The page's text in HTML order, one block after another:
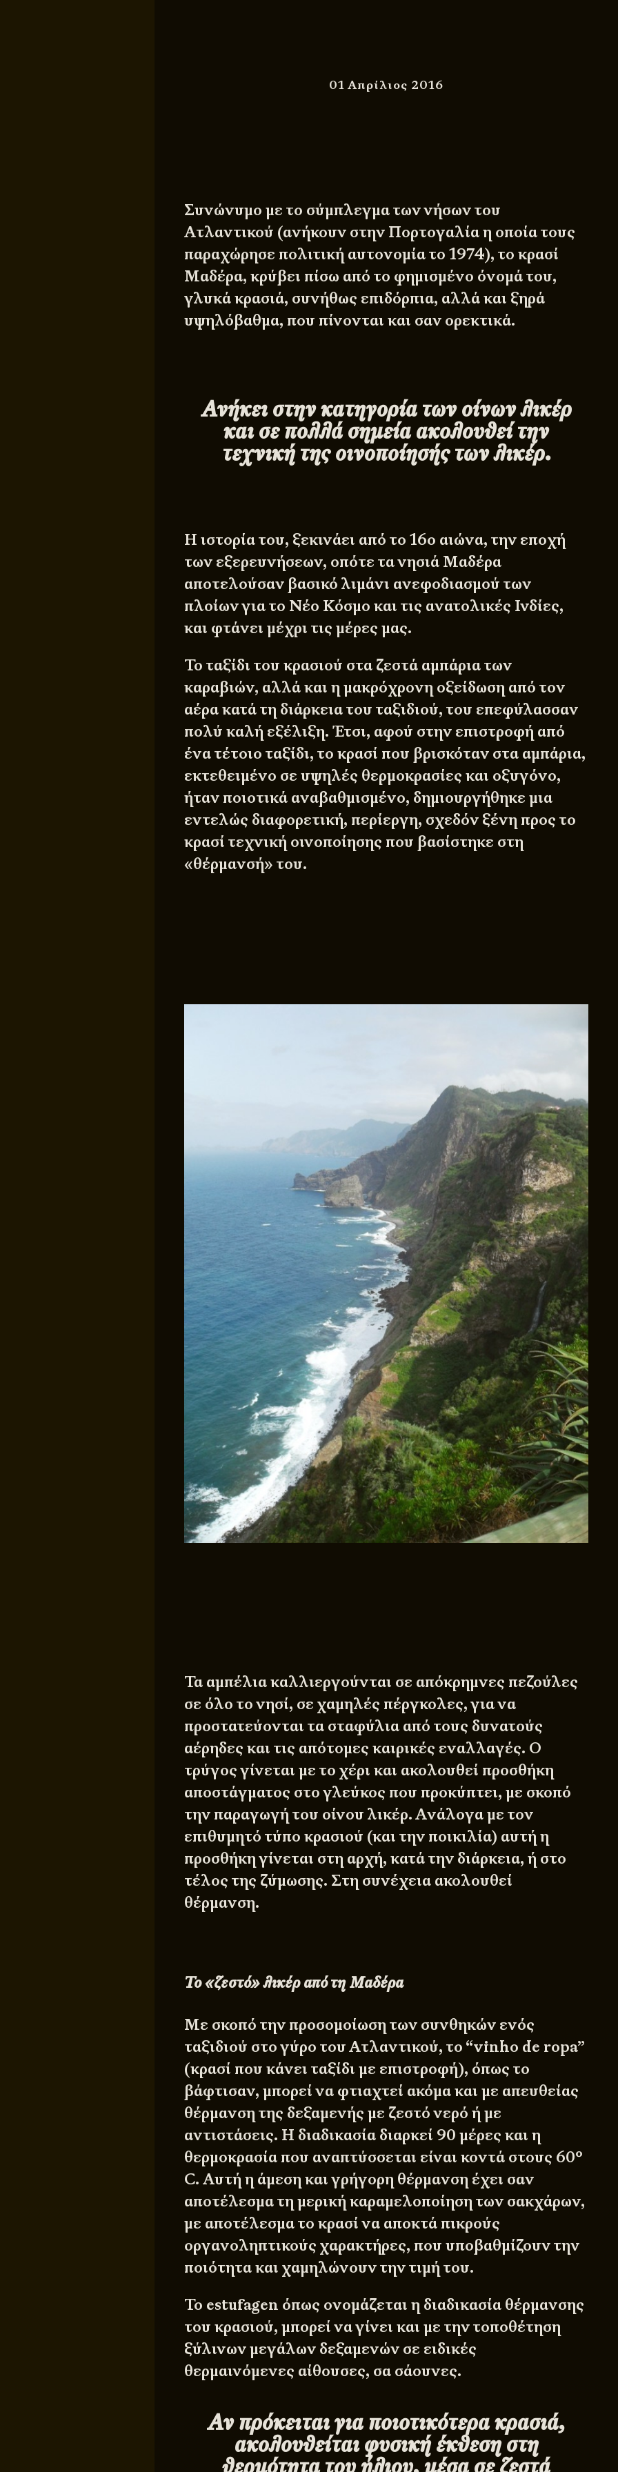
01 Απρίλιος 2016
Συνώνυμο με το σύμπλεγμα των νήσων του
Ατλαντικού (ανήκουν στην Πορτογαλία η οποία τους
παραχώρησε πολιτική αυτονομία το 1974), το κρασί
Μαδέρα, κρύβει πίσω από το φημισμένο όνομά του,
γλυκά κρασιά, συνήθως επιδόρπια, αλλά και ξηρά
υψηλόβαθμα, που πίνονται και σαν ορεκτικά.
Ανήκει στην κατηγορία των οίνων λικέρ
και σε πολλά σημεία ακολουθεί την
τεχνική της οινοποίησής των λικέρ.
Η ιστορία του, ξεκινάει από το 16ο αιώνα, την εποχή
των εξερευνήσεων, οπότε τα νησιά Μαδέρα
αποτελούσαν βασικό λιμάνι ανεφοδιασμού των
πλοίων για το Νέο Κόσμο και τις ανατολικές Ινδίες,
και φτάνει μέχρι τις μέρες μας.
Το ταξίδι του κρασιού στα ζεστά αμπάρια των
καραβιών, αλλά και η μακρόχρονη οξείδωση από τον
αέρα κατά τη διάρκεια του ταξιδιού, του επεφύλασσαν
πολύ καλή εξέλιξη. Έτσι, αφού στην επιστροφή από
ένα τέτοιο ταξίδι, το κρασί που βρισκόταν στα αμπάρια,
εκτεθειμένο σε υψηλές θερμοκρασίες και οξυγόνο,
ήταν ποιοτικά αναβαθμισμένο, δημιουργήθηκε μια
εντελώς διαφορετική, περίεργη, σχεδόν ξένη προς το
κρασί τεχνική οινοποίησης που βασίστηκε στη
«θέρμανσή» του.
Τα αμπέλια καλλιεργούνται σε απόκρημνες πεζούλες
σε όλο το νησί, σε χαμηλές πέργκολες, για να
προστατεύονται τα σταφύλια από τους δυνατούς
αέρηδες και τις απότομες καιρικές εναλλαγές. Ο
τρύγος γίνεται με το χέρι και ακολουθεί προσθήκη
αποστάγματος στο γλεύκος που προκύπτει, με σκοπό
την παραγωγή του οίνου λικέρ. Ανάλογα με τον
επιθυμητό τύπο κρασιού (και την ποικιλία) αυτή η
προσθήκη γίνεται στη αρχή, κατά την διάρκεια, ή στο
τέλος της ζύμωσης. Στη συνέχεια ακολουθεί
θέρμανση.
Το «ζεστό» λικέρ από τη Μαδέρα
Με σκοπό την προσομοίωση των συνθηκών ενός
ταξιδιού στο γύρο του Ατλαντικού, το “vinho de ropa”
(κρασί που κάνει ταξίδι με επιστροφή), όπως το
βάφτισαν, μπορεί να φτιαχτεί ακόμα και με απευθείας
θέρμανση της δεξαμενής με ζεστό νερό ή με
αντιστάσεις. Η διαδικασία διαρκεί 90 μέρες και η
θερμοκρασία που αναπτύσσεται είναι κοντά στους 60º
C. Αυτή η άμεση και γρήγορη θέρμανση έχει σαν
αποτέλεσμα τη μερική καραμελοποίηση των σακχάρων,
με αποτέλεσμα το κρασί να αποκτά πικρούς
οργανοληπτικούς χαρακτήρες, που υποβαθμίζουν την
ποιότητα και χαμηλώνουν την τιμή του.
Το estufagen όπως ονομάζεται η διαδικασία θέρμανσης
του κρασιού, μπορεί να γίνει και με την τοποθέτηση
ξύλινων μεγάλων δεξαμενών σε ειδικές
θερμαινόμενες αίθουσες, σα σάουνες.
Αν πρόκειται για ποιοτικότερα κρασιά,
ακολουθείται φυσική έκθεση στη
θερμότητα του ήλιου, μέσα σε ζεστά